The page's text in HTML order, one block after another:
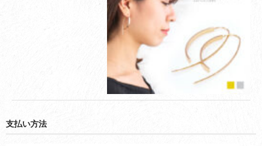
支払い方法